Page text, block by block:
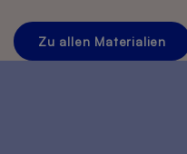
Zu allen Materialien